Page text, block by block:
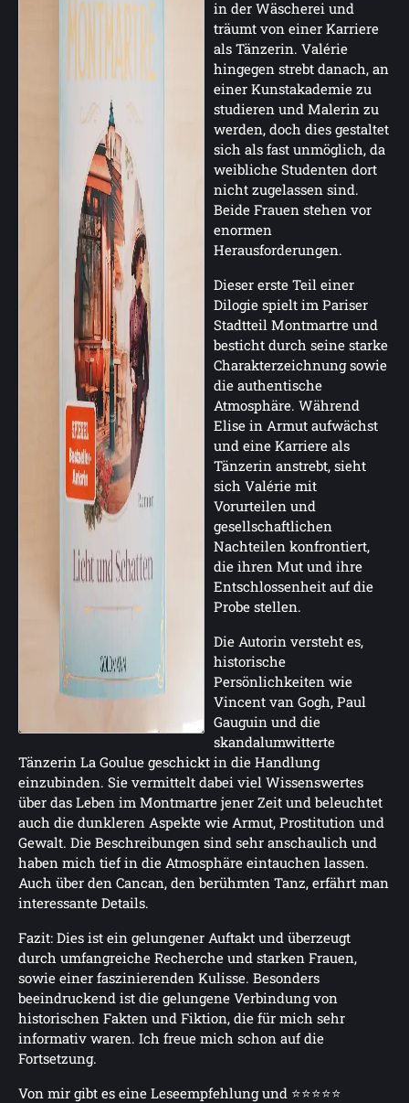
in der Wäscherei und
träumt von einer Karriere
als Tänzerin. Valérie
hingegen strebt danach, an
einer Kunstakademie zu
studieren und Malerin zu
werden, doch dies gestaltet
sich als fast unmöglich, da
weibliche Studenten dort
nicht zugelassen sind.
Beide Frauen stehen vor
enormen
Herausforderungen.
Dieser erste Teil einer
Dilogie spielt im Pariser
Stadtteil Montmartre und
besticht durch seine starke
Charakterzeichnung sowie
die authentische
Atmosphäre. Während
Elise in Armut aufwächst
und eine Karriere als
Tänzerin anstrebt, sieht
sich Valérie mit
Vorurteilen und
gesellschaftlichen
Nachteilen konfrontiert,
die ihren Mut und ihre
Entschlossenheit auf die
Probe stellen.
Die Autorin versteht es,
historische
Persönlichkeiten wie
Vincent van Gogh, Paul
Gauguin und die
skandalumwitterte
Tänzerin La Goulue geschickt in die Handlung
einzubinden. Sie vermittelt dabei viel Wissenswertes
über das Leben im Montmartre jener Zeit und beleuchtet
auch die dunkleren Aspekte wie Armut, Prostitution und
Gewalt. Die Beschreibungen sind sehr anschaulich und
haben mich tief in die Atmosphäre eintauchen lassen.
Auch über den Cancan, den berühmten Tanz, erfährt man
interessante Details.
Fazit: Dies ist ein gelungener Auftakt und überzeugt
durch umfangreiche Recherche und starken Frauen,
sowie einer faszinierenden Kulisse. Besonders
beeindruckend ist die gelungene Verbindung von
historischen Fakten und Fiktion, die für mich sehr
informativ waren. Ich freue mich schon auf die
Fortsetzung.
Von mir gibt es eine Leseempfehlung und ⭐⭐⭐⭐⭐